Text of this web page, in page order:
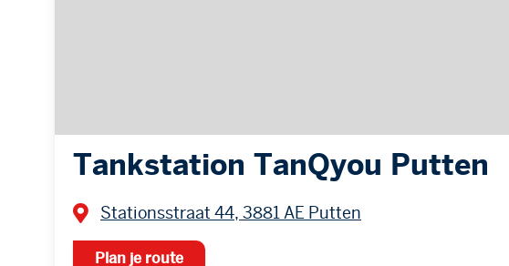
Tankstation TanQyou Putten
Stationsstraat 44, 3881 AE Putten
Plan je route